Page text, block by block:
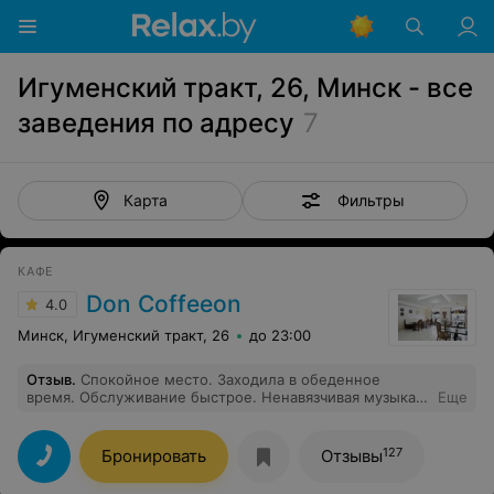
Игуменский тракт, 26, Минск - все
заведения по адресу 7
Карта Фильтры
КАФЕ
4.0 Don Coffeeon
Минск, Игуменский тракт, 26 до 23:00
Отзыв. Спокойное место. Заходила в обеденное
время. Обслуживание быстрое. Ненавязчивая музыка.
всего сбалансированный вкус. Необычно было увидеть
морковь альденте к гарниру и высушенную зелень в
качестве украшения. Приготовлено с душой, на мой
взгляд. Чай подают с печенюшкой. Однозначно
Еще
Бронировать Отзывы127